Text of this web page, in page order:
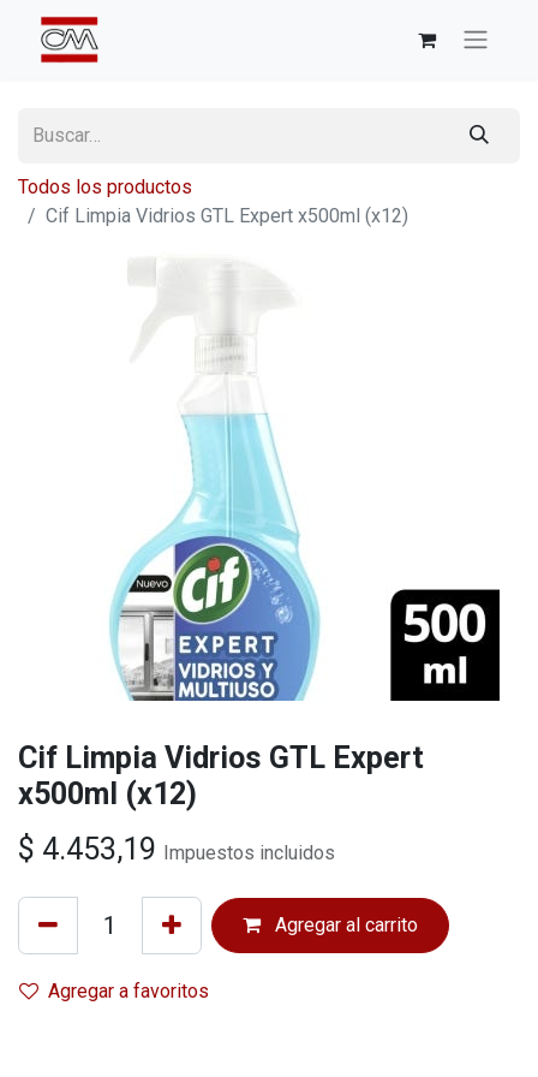
Todos los productos
Cif Limpia Vidrios GTL Expert x500ml (x12)
Cif Limpia Vidrios GTL Expert
x500ml (x12)
$ 4.453,19 Impuestos incluidos
Agregar al carrito
Agregar a favoritos